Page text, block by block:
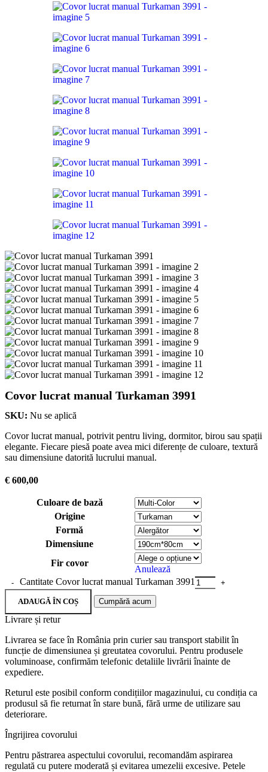
Covor lucrat manual Turkaman 3991
SKU: Nu se aplică
Covor lucrat manual, potrivit pentru living, dormitor, birou sau spații
elegante. Fiecare piesă poate avea mici diferențe de culoare, textură
sau dimensiune datorită lucrului manual.
€ 600,00
Culoare de bază
Origine
Formă
Dimensiune
Fir covor
Anulează
Cantitate Covor lucrat manual Turkaman 3991
ADAUGĂ ÎN COȘ Cumpără acum
Livrare și retur
Livrarea se face în România prin curier sau transport stabilit în
funcție de dimensiunea și greutatea covorului. Pentru produsele
voluminoase, confirmăm telefonic detaliile livrării înainte de
expediere.
Returul este posibil conform condițiilor magazinului, cu condiția ca
produsul să fie returnat în stare bună, fără urme de utilizare sau
deteriorare.
Îngrijirea covorului
Pentru păstrarea aspectului covorului, recomandăm aspirarea
regulată cu putere moderată și evitarea umezelii excesive. Petele